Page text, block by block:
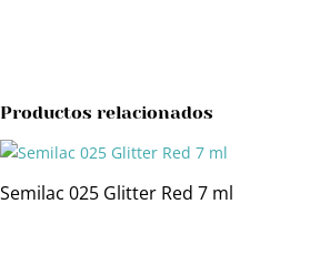
Productos relacionados
Semilac 025 Glitter Red 7 ml